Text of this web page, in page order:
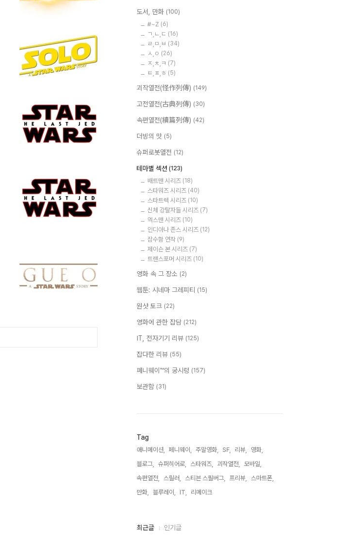
도서, 만화 (100)
#~Z (6)
ㄱ,ㄴ,ㄷ (16)
ㄹ,ㅁ,ㅂ (34)
ㅅ,ㅇ (26)
ㅈ,ㅊ,ㅋ (7)
ㅌ,ㅍ,ㅎ (5)
괴작열전(怪作列傳) (149)
고전열전(古典列傳) (30)
속편열전(續篇列傳) (42)
더빙의 맛 (5)
슈퍼로봇열전 (12)
테마별 섹션 (123)
배트맨 시리즈 (18)
스타워즈 시리즈 (40)
스타트렉 시리즈 (10)
신체 강탈자들 시리즈 (7)
엑스맨 시리즈 (10)
인디아나 존스 시리즈 (12)
잠수함 연작 (9)
제이슨 본 시리즈 (7)
트랜스포머 시리즈 (10)
영화 속 그 장소 (2)
웹툰: 시네마 그레피티 (15)
원샷 토크 (22)
영화에 관한 잡담 (212)
IT, 전자기기 리뷰 (125)
잡다한 리뷰 (55)
페니웨이™의 궁시렁 (157)
보관함 (31)
Tag
애니메이션, 페니웨이, 주말영화, SF, 리뷰,
영화,
블로그,
슈퍼히어로, 스타워즈, 괴작열전,
모바일,
속편열전,
스릴러, 스티븐 스필버그, 프리뷰,
스마트폰,
만화,
블루레이, IT, 리메이크,
최
최근글 인기글